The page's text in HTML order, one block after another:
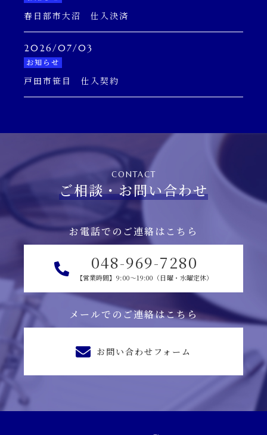
春日部市大沼 仕入決済
2026/07/03
お知らせ
戸田市笹目 仕入契約
CONTACT
ご相談・お問い合わせ
お電話でのご連絡はこちら
048-969-7280
【営業時間】9:00～19:00（日曜・水曜定休）
メールでのご連絡はこちら
お問い合わせフォーム